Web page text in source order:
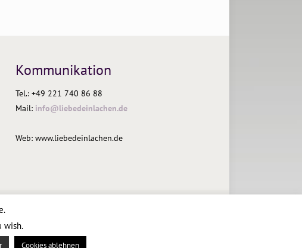
Kommunikation
Tel.: +49 221 740 86 88
Mail: info@liebedeinlachen.de
Web: www.liebedeinlachen.de
wish.
Cookies ablehnen